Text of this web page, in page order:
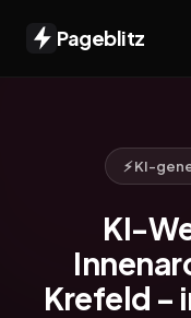
Pageblitz
⚡ KI-
KI-
Krefeld –